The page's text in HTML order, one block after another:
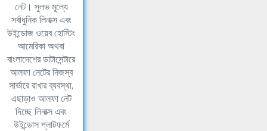
নেট। সুলভ মূল্যে
সর্বাধুনিক লিনাক্স এবং
উইন্ডোজ ওয়েব হোস্টিং
আমেরিকা অথবা
বাংলাদেশের ডাটাসেন্টারে
আলফা নেটের নিজস্ব
সার্ভারে রাখার ব্যবস্থা,
এছাড়াও আলফা নেট
দিচ্ছে লিনাক্স এবং
উইন্ডোস প্লাটফর্মে